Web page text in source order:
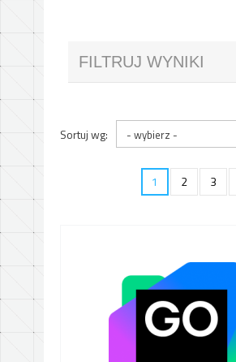
FILTRUJ WYNIKI
Sortuj wg:
1 2 3